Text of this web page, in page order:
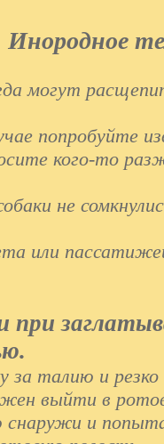
Инородное
могут
попробуйте
кого-то
не
или
при
за талию и
выйти в
и